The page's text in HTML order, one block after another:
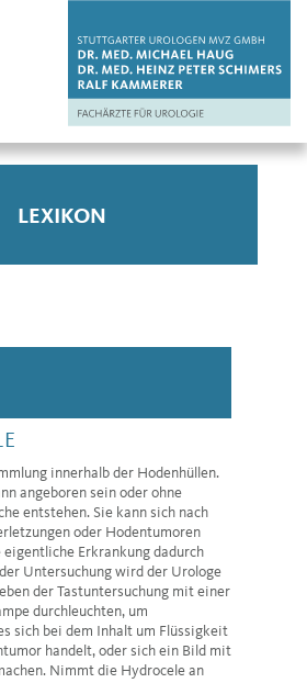
LEXIKON
innerhalb der Hodenhüllen.
angeboren sein oder ohne
entstehen. Sie kann sich nach
oder Hodentumoren
eigentliche Erkrankung dadurch
Untersuchung wird der Urologe
der Tastuntersuchung mit einer
durchleuchten, um
sich bei dem Inhalt um Flüssigkeit
handelt, oder sich ein Bild mit
Nimmt die Hydrocele an